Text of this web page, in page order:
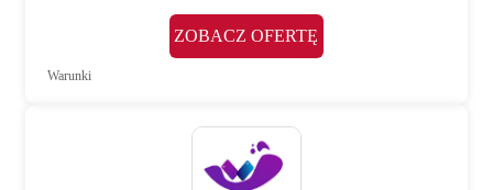
ZOBACZ OFERTĘ
Warunki